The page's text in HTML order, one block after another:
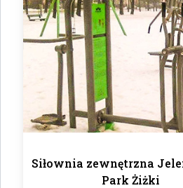
Siłownia zewnętrzna
Park Żiżki